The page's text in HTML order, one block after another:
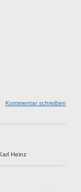
Kommentar schreiben
Heinz